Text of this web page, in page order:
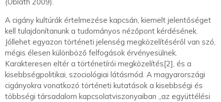
A cigány kultúrák értelmezése kapcsán, kiemelt jelentőséget
kell tulajdonítanunk a tudományos nézőpont kérdésének.
Jóllehet egyazon történeti jelenség megközelítéséről van szó,
mégis élesen különböző felfogások érvényesülnek.
Karakteresen eltér a történetírói megközelítés[2], és a
kisebbségpolitikai, szociológiai látásmód. A magyarországi
cigányokra vonatkozó történeti kutatások a kisebbségi és
többségi társadalom kapcsolatviszonyaiban „az együttélési